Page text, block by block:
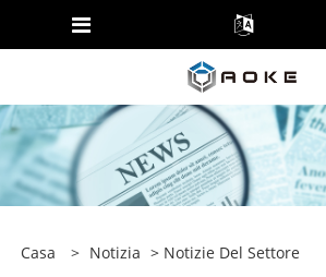
Casa > Notizia > Notizie Del Settore